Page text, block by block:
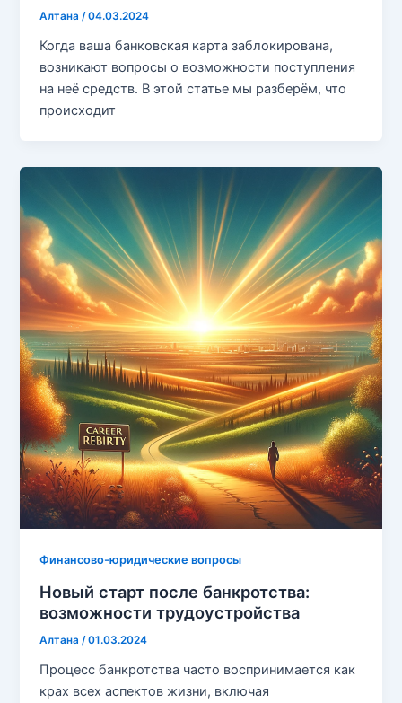
Алтана/04.03.2024
Когда ваша банковская карта заблокирована,
возникают вопросы о возможности поступления
на неё средств. В этой статье мы разберём, что
происходит
Финансово-юридические вопросы
Новый старт после банкротства:
возможности трудоустройства
Алтана /01.03.2024
Процесс банкротства часто воспринимается как
крах всех аспектов жизни, включая